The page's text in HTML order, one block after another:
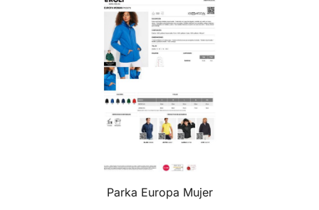
Parka Europa Mujer